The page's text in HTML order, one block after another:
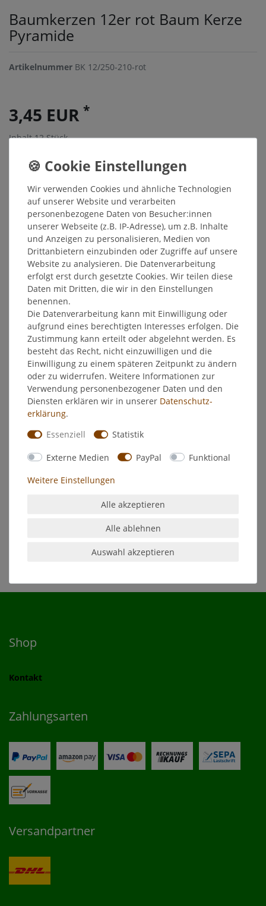
Baumkerzen 12er rot Baum Kerze
Pyramide
Artikelnummer BK 12/250-210-rot
3,45 EUR *
Inhalt12Stück
Sofort versandfertig, Lieferzeit 48h
In den Warenkorb
Wunschliste
* inkl. ges. MwSt. zzgl. Versandkosten
Beschreibung
Weitere Details
EU-Verantwortlicher
Hersteller
- Beste Erzgebirgische Baumkerze
- Farbe: rot
Shop
Kontakt
Zahlungsarten
Versandpartner
Wir verwenden Cookies und ähnliche Technologien
auf unserer Website und verarbeiten
personenbezogene Daten von Besucher:innen
unserer Webseite (z.B. IP-Adresse), um z.B. Inhalte
und Anzeigen zu personalisieren, Medien von
Drittanbietern einzubinden oder Zugriffe auf unsere
Website zu analysieren. Die Datenverarbeitung
erfolgt erst durch gesetzte Cookies. Wir teilen diese
Daten mit Dritten, die wir in den Einstellungen
benennen.
Die Datenverarbeitung kann mit Einwilligung oder
aufgrund eines berechtigten Interesses erfolgen. Die
Zustimmung kann erteilt oder abgelehnt werden. Es
besteht das Recht, nicht einzuwilligen und die
Einwilligung zu einem späteren Zeitpunkt zu ändern
oder zu widerrufen. Weitere Informationen zur
Verwendung personenbezogener Daten und den
Diensten erklären wir in unserer Daten­schutz­
erklärung.
Essenziell
Statistik
Externe Medien PayPal Funktional
Weitere Einstellungen
Alle akzeptieren
Alle ablehnen
Auswahl akzeptieren